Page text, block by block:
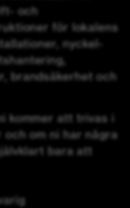
och
för lokalens
nyckel-
brandsäkerhet och
kommer att trivas i
och om ni har några
bara att